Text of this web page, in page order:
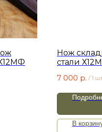
Нож
стали
7 000 р. / 1
В